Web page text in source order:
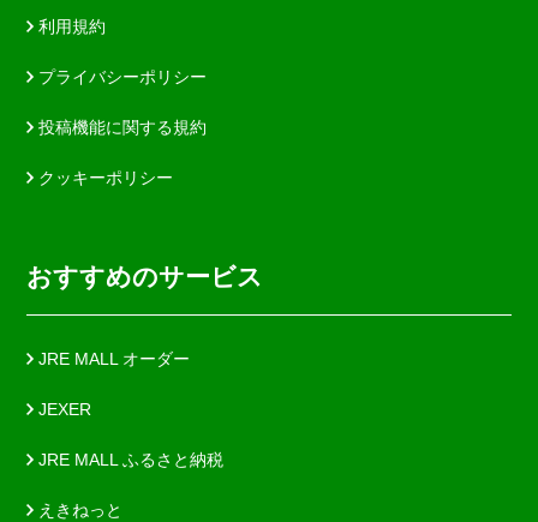
利用規約
プライバシーポリシー
投稿機能に関する規約
クッキーポリシー
おすすめのサービス
JRE MALL オーダー
JEXER
JRE MALL ふるさと納税
えきねっと